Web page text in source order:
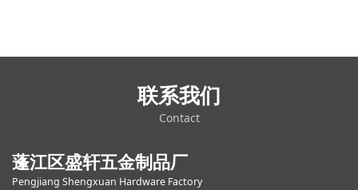
联系我们
Contact
蓬江区盛轩五金制品厂
Pengjiang Shengxuan Hardware Factory